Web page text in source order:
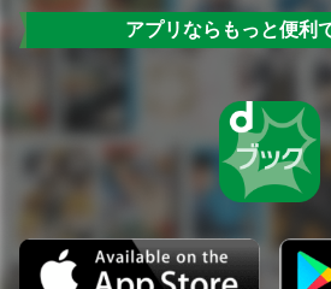
アプリならもっと便利